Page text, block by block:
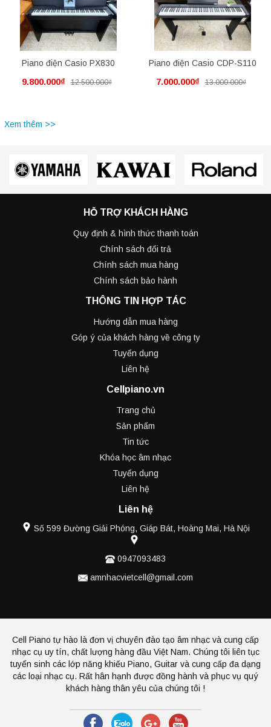
Piano điện Casio PX830
9.800.000₫ 12.500.000₫
Piano điện Casio CDP-S110
7.000.000₫ 13.000.000₫
Xem thêm >>
HỖ TRỢ KHÁCH HÀNG
Quy định & hình thức thanh toán
Chính sách đổi trả
Chính sách mua hàng
Chính sách bảo hành
THÔNG TIN HỢP TÁC
Hướng dẫn mua hàng
Góp ý của khách hàng về công ty
Tuyển dụng
Liên hệ
Cellpiano.vn
Trang chủ
Sản phẩm
Tin tức
Khóa học âm nhạc
Tuyển dụng
Liên hệ
Liên hệ
Số 599 Đường Giải Phóng, Giáp Bát, Hoàng Mai, Hà Nội
0947093483
amnhacvietcell@gmail.com
Cell Piano tự hào là đơn vị chuyên đào tạo âm nhạc và cung cấp
nhạc cụ uy tín, chất lượng hàng đầu Việt Nam. Chúng tôi liên tục
tuyển sinh các lớp năng khiếu Piano, Guitar và cung cấp đa dạng
các loại nhạc cụ. Rất hân hạnh được đồng hành và phục vụ quý
khách hàng thân yêu của chúng tôi !